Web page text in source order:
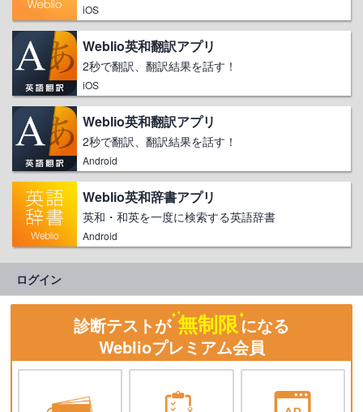
iOS
Weblio英和翻訳アプリ
2秒で翻訳、翻訳結果を話す！
iOS
Weblio英和翻訳アプリ
2秒で翻訳、翻訳結果を話す！
Android
Weblio英和辞書アプリ
英和・和英を一度に検索する英語辞書
Android
ログイン
診断テストが 無制限になる
Weblioプレミアム会員